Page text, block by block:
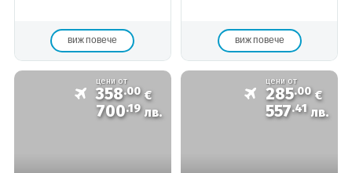
виж повече виж повече
цени от
358.00 €
700.19 лв.
цени от
285.00 €
557.41 лв.